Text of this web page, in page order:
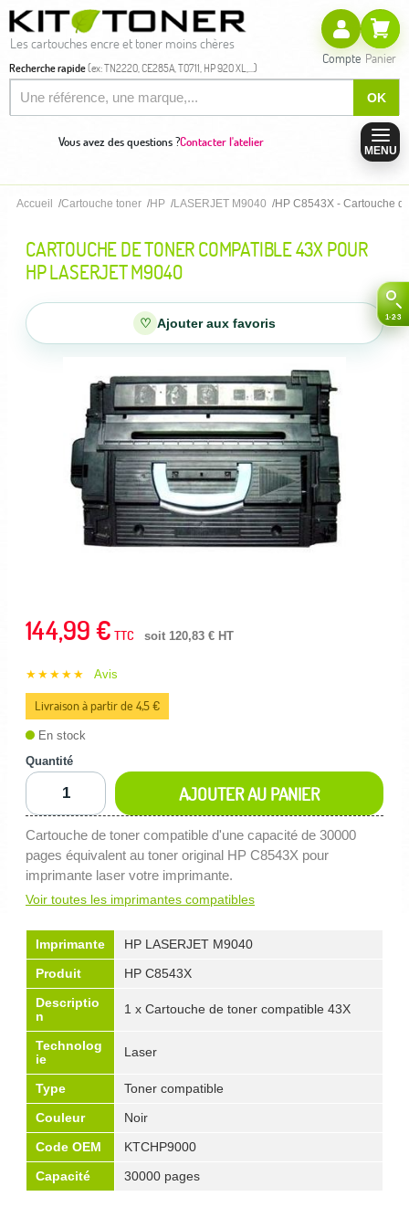
Les cartouches encre et toner moins chères
Recherche rapide(ex: TN2220, CE285A, T0711, HP 920 XL,...)
OK
Compte Panier
Vous avez des questions ?Contacter l'atelier
MENU
Accueil Cartouche toner HP LASERJET M9040 HP C8543X - Cartouche
CARTOUCHE DE TONER COMPATIBLE 43X POUR
HP LASERJET M9040
♡ Ajouter aux favoris
144,99 € TTC soit 120,83 € HT
★★★★★ Avis
Livraison à partir de 4,5 €
En stock
Quantité
AJOUTER AU PANIER
Cartouche de toner compatible d'une capacité de 30000
pages équivalent au toner original HP C8543X pour
imprimante laser votre imprimante.
Voir toutes les imprimantes compatibles
Imprimante
HP LASERJET M9040
Produit
HP C8543X
Descriptio
n
1 x Cartouche de toner compatible 43X
Technolog
ie
Laser
Type
Toner compatible
Couleur
Noir
Code OEM
KTCHP9000
Capacité
30000 pages